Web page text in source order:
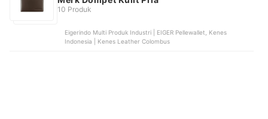
10 Produk
Eigerindo Multi Produk Industri | EIGER Pellewallet, Kenes
Indonesia | Kenes Leather Colombus